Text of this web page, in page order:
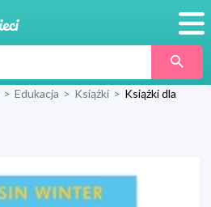
Produkty
Blog
> Edukacja > Książki > Książki dla